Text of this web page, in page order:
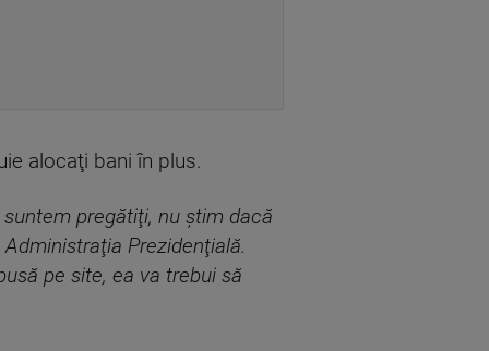
alocaţi bani în plus.
pregătiţi, nu ştim dacă
Prezidenţială.
pe site, ea va trebui să